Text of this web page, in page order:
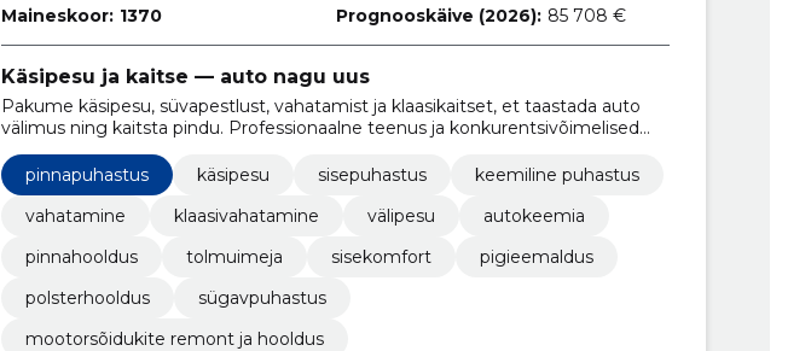
Maineskoor: 1370
Prognooskäive (2026): 85 708 €
Käsipesu ja kaitse — auto nagu uus
Pakume käsipesu, süvapestlust, vahatamist ja klaasikaitset, et taastada auto
välimus ning kaitsta pindu. Professionaalne teenus ja konkurentsivõimelised
pinnapuhastus
käsipesu sisepuhastus
keemiline puhastus
vahatamine
klaasivahatamine välipesu
autokeemia
pinnahooldus
tolmuimeja sisekomfort
pigieemaldus
polsterhooldus
sügavpuhastus
mootorsõidukite remont ja hooldus